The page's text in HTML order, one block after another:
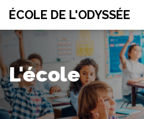
ÉCOLE DE L'ODYSSÉE
L'école